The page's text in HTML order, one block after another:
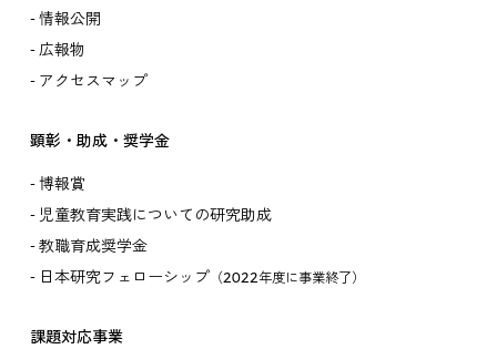
情報公開
広報物
アクセスマップ
顕彰・助成・奨学金
博報賞
児童教育実践についての研究助成
教職育成奨学金
日本研究フェローシップ（2022年度に事業終了）
課題対応事業